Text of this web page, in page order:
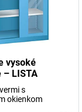
vysoké
– LISTA
s
okienkom